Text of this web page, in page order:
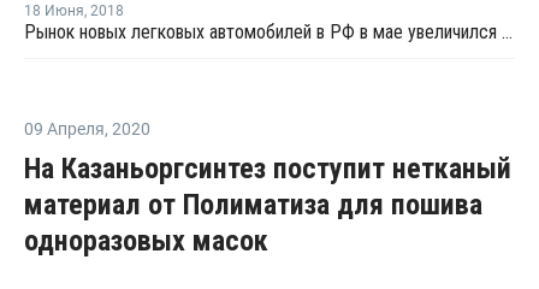
18 Июня, 2018
Рынок новых легковых автомобилей в РФ в мае увеличился на 13,5%
09 Апреля, 2020
На Казаньоргсинтез поступит нетканый
материал от Полиматиза для пошива
одноразовых масок